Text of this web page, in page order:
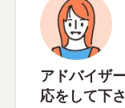
アドバイザ
応をして下